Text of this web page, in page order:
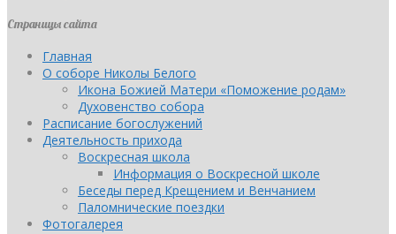
Страницы сайта
Главная
О соборе Николы Белого
Икона Божией Матери «Поможение родам»
Духовенство собора
Расписание богослужений
Деятельность прихода
Воскресная школа
Информация о Воскресной школе
Беседы перед Крещением и Венчанием
Паломнические поездки
Фотогалерея